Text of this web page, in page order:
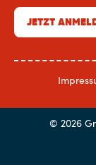
JETZT
© 2026